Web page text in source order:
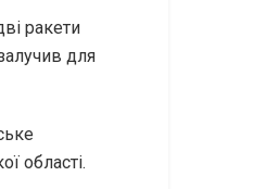
ракети
для
області.